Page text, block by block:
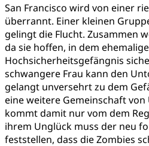
San Francisco wird von einer
überrannt. Einer kleinen
gelingt die Flucht. Zusammen
da sie hoffen, in dem
Hochsicherheitsgefängnis
schwangere Frau kann den
gelangt unversehrt zu dem
eine weitere Gemeinschaft
kommt damit nur vom dem
ihrem Unglück muss der neu
feststellen, dass die Zombies